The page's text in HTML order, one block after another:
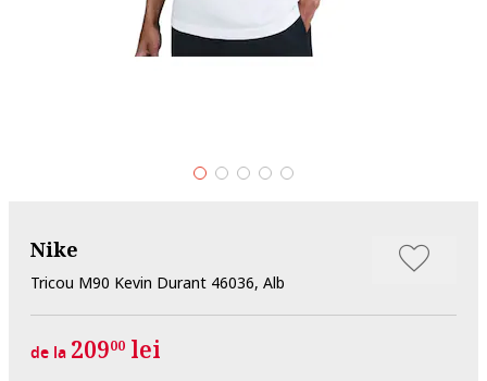
Nike
Tricou M90 Kevin Durant 46036, Alb
de la 20900 lei